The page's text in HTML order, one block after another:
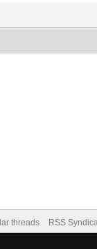
threads RSS